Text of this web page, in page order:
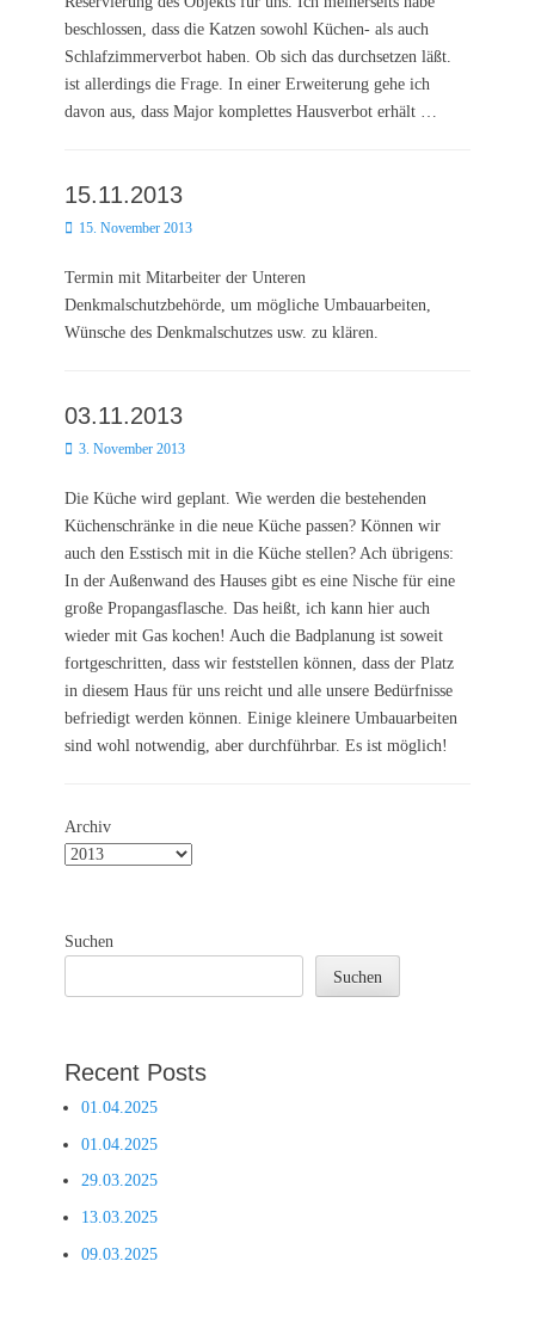
beschlossen, dass die Katzen sowohl Küchen- als auch
Schlafzimmerverbot haben. Ob sich das durchsetzen läßt.
ist allerdings die Frage. In einer Erweiterung gehe ich
davon aus, dass Major komplettes Hausverbot erhält …
15.11.2013
Posted
15. November 2013
Termin mit Mitarbeiter der Unteren
Denkmalschutzbehörde, um mögliche Umbauarbeiten,
Wünsche des Denkmalschutzes usw. zu klären.
03.11.2013
Posted
3. November 2013
Die Küche wird geplant. Wie werden die bestehenden
Küchenschränke in die neue Küche passen? Können wir
auch den Esstisch mit in die Küche stellen? Ach übrigens:
In der Außenwand des Hauses gibt es eine Nische für eine
große Propangasflasche. Das heißt, ich kann hier auch
wieder mit Gas kochen! Auch die Badplanung ist soweit
fortgeschritten, dass wir feststellen können, dass der Platz
in diesem Haus für uns reicht und alle unsere Bedürfnisse
befriedigt werden können. Einige kleinere Umbauarbeiten
sind wohl notwendig, aber durchführbar. Es ist möglich!
Archiv
Suchen
Suchen
Recent Posts
01.04.2025
01.04.2025
29.03.2025
13.03.2025
09.03.2025